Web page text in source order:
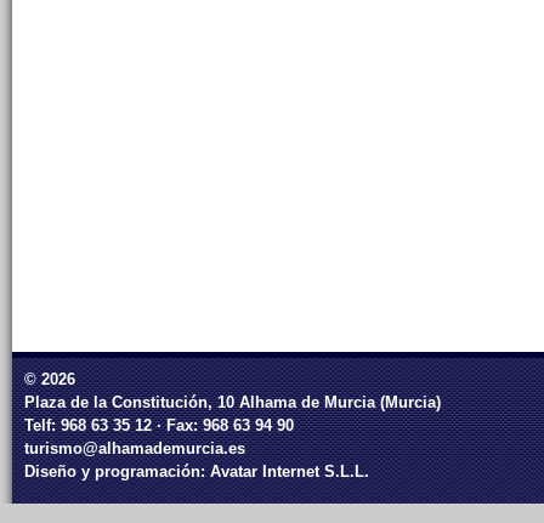
© 2026
Plaza de la Constitución, 10 Alhama de Murcia (Murcia)
Telf: 968 63 35 12 · Fax: 968 63 94 90
turismo@alhamademurcia.es
Diseño y programación:Avatar Internet S.L.L.